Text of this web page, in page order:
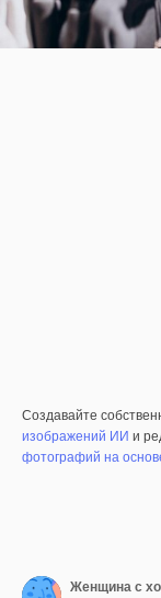
Создавайте
изображений ИИ и
фотографий на